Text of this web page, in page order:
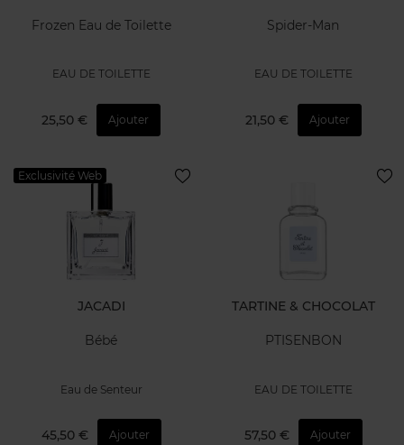
Frozen Eau de Toilette
EAU DE TOILETTE
25,50 € Ajouter
Spider-Man
EAU DE TOILETTE
21,50 € Ajouter
Exclusivité Web
JACADI
Bébé
Eau de Senteur
45,50 € Ajouter
TARTINE & CHOCOLAT
PTISENBON
EAU DE TOILETTE
57,50 € Ajouter